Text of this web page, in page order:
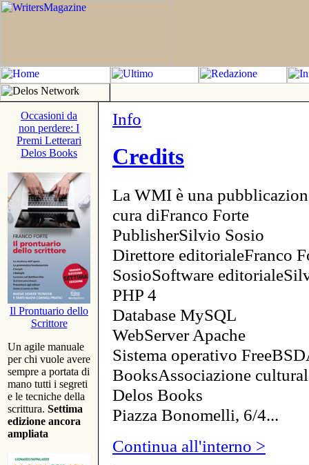
Occasioni da
non perdere: I
Premi Letterari
Delos Books
Il Prontuario dello
Scrittore
Un agile manuale
per chi vuole avere
sempre a portata di
mano tutti i segreti
e le tecniche della
scrittura. Settima
edizione ancora
ampliata
Info
Credits
La WMI è una
cura diFranco Forte
PublisherSilvio Sosio
Direttore editorialeFranco
SosioSoftware
PHP 4
Database MySQL
WebServer Apache
Sistema operativo
BooksAssociazione
Delos Books
Piazza Bonomelli, 6/4...
Continua all'interno >